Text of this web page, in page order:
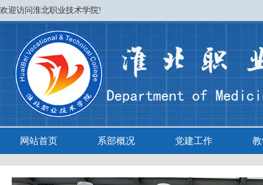
欢迎访问淮北职业技术学院!
网站首页 系部概况 党建工作